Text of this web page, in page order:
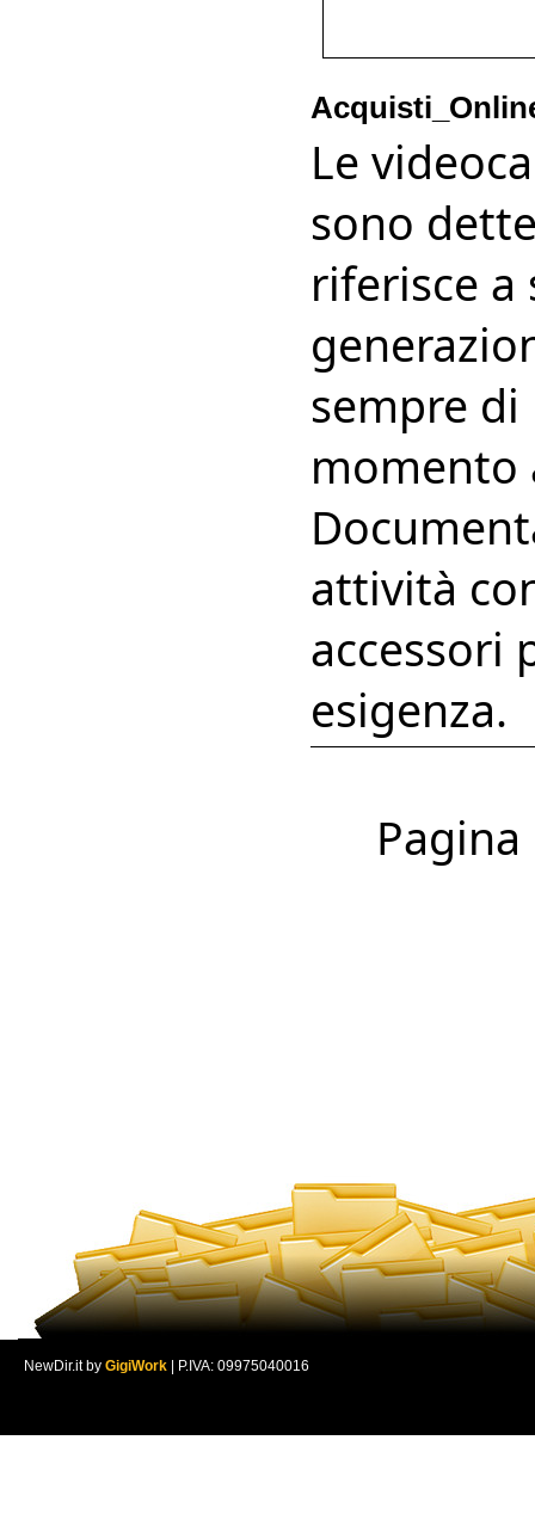
Le
sono
riferisce
sempre
momento
attività
accessori
esigenza.
NewDir.it by GigiWork | P.IVA: 09975040016